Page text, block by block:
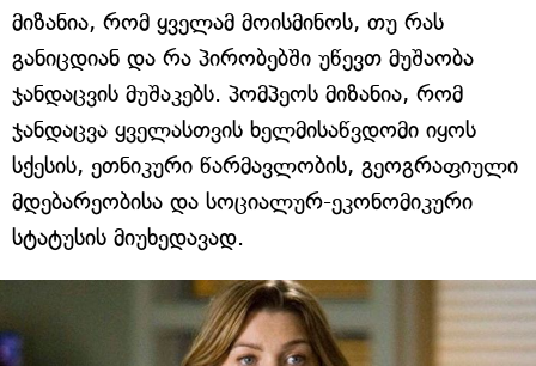
მიზანია, რომ ყველამ მოისმინოს, თუ რას
განიცდიან და რა პირობებში უწევთ მუშაობა
ჯანდაცვის მუშაკებს. პომპეოს მიზანია, რომ
ჯანდაცვა ყველასთვის ხელმისაწვდომი იყოს
სქესის, ეთნიკური წარმავლობის, გეოგრაფიული
მდებარეობისა და სოციალურ-ეკონომიკური
სტატუსის მიუხედავად.